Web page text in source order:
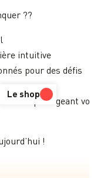
Le shop
??
intuitive
pour des défis
en partageant vos
!